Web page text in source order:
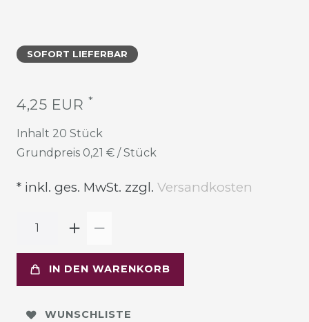
SOFORT LIEFERBAR
4,25 EUR *
Inhalt 20 Stück
Grundpreis 0,21 € / Stück
* inkl. ges. MwSt. zzgl. Versandkosten
IN DEN WARENKORB
WUNSCHLISTE